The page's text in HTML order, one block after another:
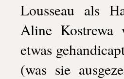
Lousseau als
Aline Kostrewa
etwas
(was sie